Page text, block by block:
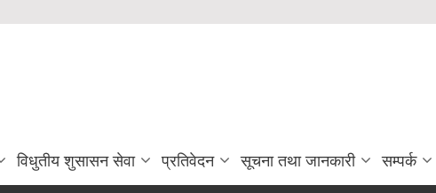
विधुतीय शुसासन सेवा प्रतिवेदन सूचना तथा जानकारी सम्पर्क